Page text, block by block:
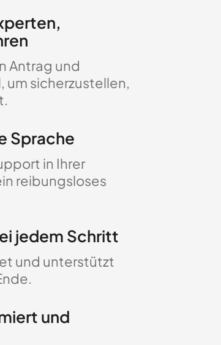
Antrag und
um sicherzustellen,
Sprache
in Ihrer
reibungsloses
jedem Schritt
und unterstützt
und